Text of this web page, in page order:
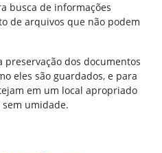
busca de informações
de arquivos que não podem
dos documentos
eles são guardados, e para
em um local apropriado
umidade.